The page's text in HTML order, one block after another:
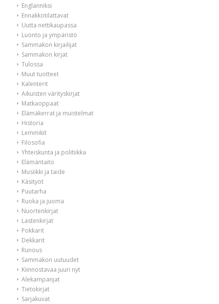
Englanniksi
Ennakkotilattavat
Uutta nettikaupassa
Luonto ja ympäristö
Sammakon kirjailijat
Sammakon kirjat
Tulossa
Muut tuotteet
Kalenterit
Aikuisten värityskirjat
Matkaoppaat
Elämäkerrat ja muistelmat
Historia
Lemmikit
Filosofia
Yhteiskunta ja politiikka
Elämäntaito
Musiikki ja taide
Käsityöt
Puutarha
Ruoka ja juoma
Nuortenkirjat
Lastenkirjat
Pokkarit
Dekkarit
Runous
Sammakon uutuudet
Kiinnostavaa juuri nyt
Alekampanjat
Tietokirjat
Sarjakuvat